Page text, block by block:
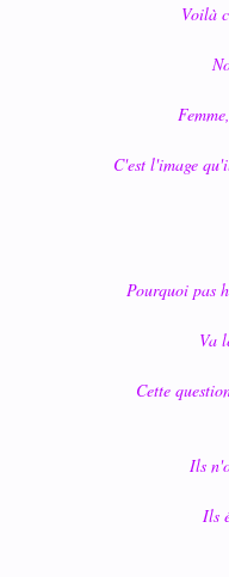
Voilà
C'est l'image
Pourquoi pas
Va
Cette
Ils
Ils